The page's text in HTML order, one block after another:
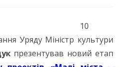
10
Уряду Міністр культури
презентував новий етап